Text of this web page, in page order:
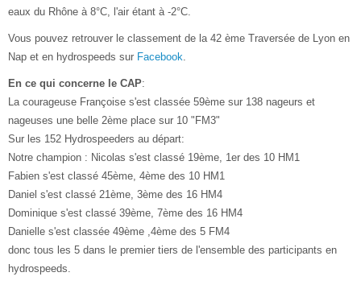
eaux du Rhône à 8°C, l'air étant à -2°C.
Vous pouvez retrouver le classement de la 42 ème Traversée de Lyon en
Nap et en hydrospeeds sur Facebook.
En ce qui concerne le CAP:
La courageuse Françoise s'est classée 59ème sur 138 nageurs et
nageuses une belle 2ème place sur 10 "FM3"
Sur les 152 Hydrospeeders au départ:
Notre champion : Nicolas s'est classé 19ème, 1er des 10 HM1
Fabien s'est classé 45ème, 4ème des 10 HM1
Daniel s'est classé 21ème, 3ème des 16 HM4
Dominique s'est classé 39ème, 7ème des 16 HM4
Danielle s'est classée 49ème ,4ème des 5 FM4
donc tous les 5 dans le premier tiers de l'ensemble des participants en
hydrospeeds.